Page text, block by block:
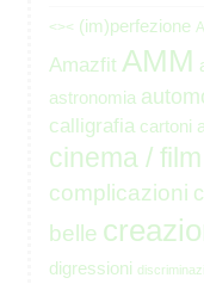
<>< (im)perfezione
Amazfit AMM
astronomia
calligrafia cartoni
cinema /
complicazioni
belle
digressioni